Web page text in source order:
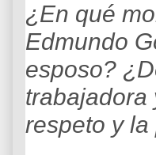
¿En qué
Edmundo
esposo?
trabajadora
respeto y